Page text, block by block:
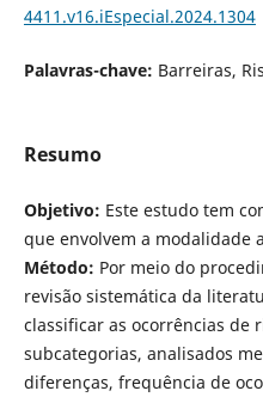
4411.v16.iEspecial.2024.1304
Palavras-chave: Barreiras,
Resumo
Objetivo: Este estudo tem
que envolvem a modalidade
Método: Por meio do
revisão sistemática da
classificar as ocorrências de
subcategorias, analisados
diferenças, frequência de